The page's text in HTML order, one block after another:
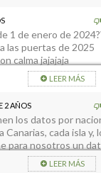
1 de enero de
las puertas de 2025
calma jajajaja
LEER MÁS
2 AÑOS
los datos por
cada isla y,
para nosotros un
¿Este medio
LEER MÁS